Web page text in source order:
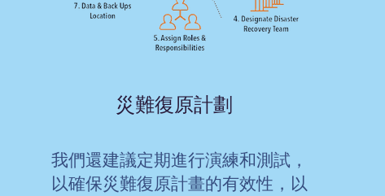
災難復原計劃
我們還建議定期進行演練和測試，
以確保災難復原計畫的有效性，以